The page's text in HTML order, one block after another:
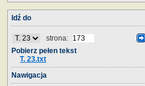
Idź do
strona:
Pobierz pełen tekst
T. 23.txt
Nawigacja